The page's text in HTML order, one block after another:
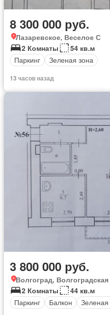
8 300 000 руб.
Лазаревское, Веселое С
2 Комнаты
54 кв.м
Паркинг
Зеленая зона
13 часов назад
3 800 000 руб.
Волгоград,
2 Комнаты
44 кв.м
Паркинг
Балкон Зеленая